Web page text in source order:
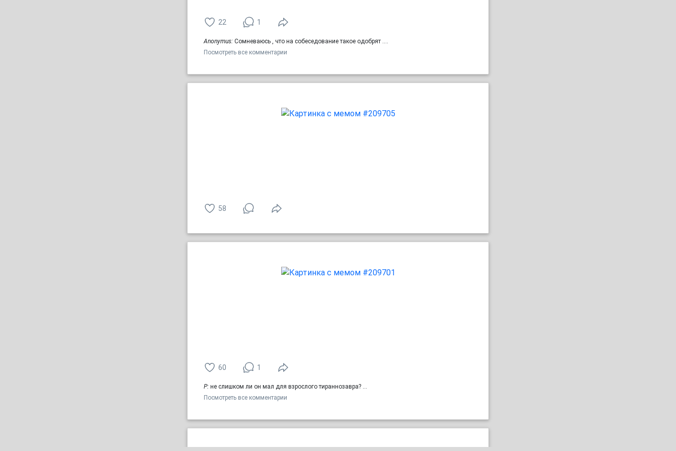
22 1
Anonymus: Сомневаюсь , что на собеседование такое одобрят .…
Посмотреть все комментарии
58
60 1
Р: не слишком ли он мал для взрослого тираннозавра? …
Посмотреть все комментарии